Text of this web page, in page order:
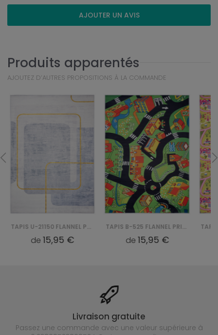
AJOUTER UN AVIS
Produits apparentés
AJOUTEZ D’AUTRES PROPOSITIONS À LA COMMANDE
TAPIS U-21150 FLANNEL PRINTED
de15,95 €
TAPIS B-525 FLANNEL PRINTED
de15,95 €
Livraison gratuite
Passez une commande avec une valeur supérieure à